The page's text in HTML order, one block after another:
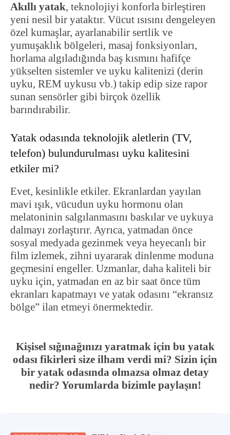
Akıllı yatak, teknolojiyi konforla birleştiren
yeni nesil bir yataktır. Vücut ısısını dengeleyen
özel kumaşlar, ayarlanabilir sertlik ve
yumuşaklık bölgeleri, masaj fonksiyonları,
horlama algıladığında baş kısmını hafifçe
yükselten sistemler ve uyku kalitenizi (derin
uyku, REM uykusu vb.) takip edip size rapor
sunan sensörler gibi birçok özellik
barındırabilir.
Yatak odasında teknolojik aletlerin (TV,
telefon) bulundurulması uyku kalitesini
etkiler mi?
Evet, kesinlikle etkiler. Ekranlardan yayılan
mavi ışık, vücudun uyku hormonu olan
melatoninin salgılanmasını baskılar ve uykuya
dalmayı zorlaştırır. Ayrıca, yatmadan önce
sosyal medyada gezinmek veya heyecanlı bir
film izlemek, zihni uyararak dinlenme moduna
geçmesini engeller. Uzmanlar, daha kaliteli bir
uyku için, yatmadan en az bir saat önce tüm
ekranları kapatmayı ve yatak odasını “ekransız
bölge” ilan etmeyi önermektedir.
Kişisel sığınağınızı yaratmak için bu yatak
odası fikirleri size ilham verdi mi? Sizin için
bir yatak odasında olmazsa olmaz detay
nedir? Yorumlarda bizimle paylaşın!